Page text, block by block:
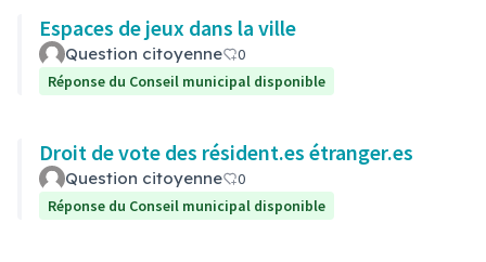
Espaces de jeux dans la ville
Question citoyenne
0
Réponse du Conseil municipal disponible
Droit de vote des résident.es étranger.es
Question citoyenne
0
Réponse du Conseil municipal disponible